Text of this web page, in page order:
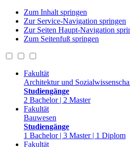
Zum Inhalt springen
Zur Service-Navigation springen
Zur Seiten Haupt-Navigation
Zum Seitenfuß springen
Fakultät
Architektur und
Studiengänge
2 Bachelor | 2 Master
Fakultät
Bauwesen
Studiengänge
1 Bachelor | 3 Master | 1 Diplom
Fakultät